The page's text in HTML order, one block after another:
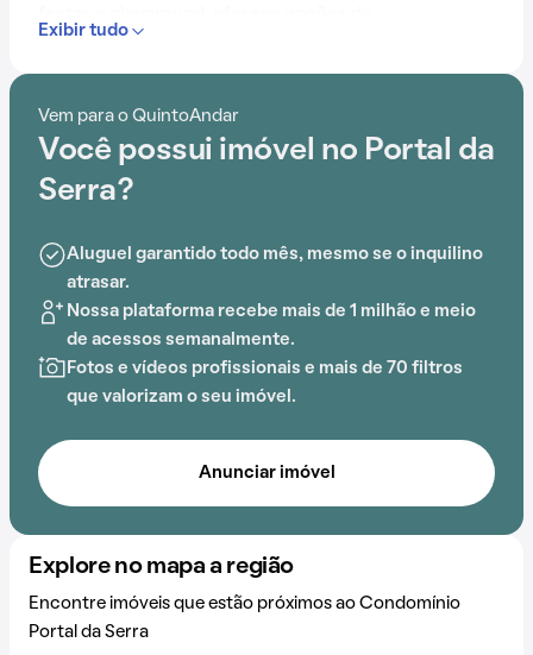
Urbanova está prontamente acessível para os
moradores do Condomínio Portal da Serra.
Exibir tudo
Vem para o QuintoAndar
Você possui imóvel no Portal da
Serra?
Aluguel garantido todo mês, mesmo se o inquilino
atrasar.
Nossa plataforma recebe mais de 1 milhão e meio
de acessos semanalmente.
Fotos e vídeos profissionais e mais de 70 filtros
que valorizam o seu imóvel.
Anunciar imóvel
Explore no mapa a região
Encontre imóveis que estão próximos ao Condomínio
Portal da Serra